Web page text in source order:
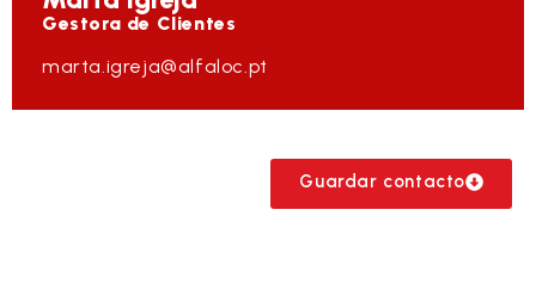
Gestora de Clientes
marta.igreja@alfaloc.pt
Guardar contacto